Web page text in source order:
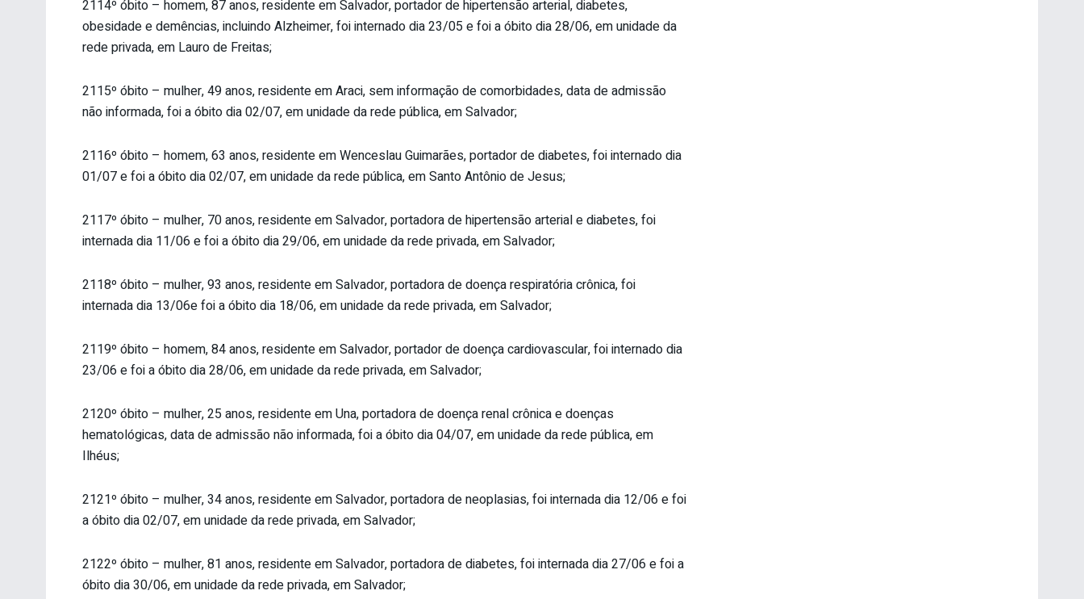
2114º óbito – homem, 87 anos, residente em Salvador, portador de hipertensão arterial, diabetes,
obesidade e demências, incluindo Alzheimer, foi internado dia 23/05 e foi a óbito dia 28/06, em unidade da
rede privada, em Lauro de Freitas;
2115º óbito – mulher, 49 anos, residente em Araci, sem informação de comorbidades, data de admissão
não informada, foi a óbito dia 02/07, em unidade da rede pública, em Salvador;
2116º óbito – homem, 63 anos, residente em Wenceslau Guimarães, portador de diabetes, foi internado dia
01/07 e foi a óbito dia 02/07, em unidade da rede pública, em Santo Antônio de Jesus;
2117º óbito – mulher, 70 anos, residente em Salvador, portadora de hipertensão arterial e diabetes, foi
internada dia 11/06 e foi a óbito dia 29/06, em unidade da rede privada, em Salvador;
2118º óbito – mulher, 93 anos, residente em Salvador, portadora de doença respiratória crônica, foi
internada dia 13/06e foi a óbito dia 18/06, em unidade da rede privada, em Salvador;
2119º óbito – homem, 84 anos, residente em Salvador, portador de doença cardiovascular, foi internado dia
23/06 e foi a óbito dia 28/06, em unidade da rede privada, em Salvador;
2120º óbito – mulher, 25 anos, residente em Una, portadora de doença renal crônica e doenças
hematológicas, data de admissão não informada, foi a óbito dia 04/07, em unidade da rede pública, em
Ilhéus;
2121º óbito – mulher, 34 anos, residente em Salvador, portadora de neoplasias, foi internada dia 12/06 e foi
a óbito dia 02/07, em unidade da rede privada, em Salvador;
2122º óbito – mulher, 81 anos, residente em Salvador, portadora de diabetes, foi internada dia 27/06 e foi a
óbito dia 30/06, em unidade da rede privada, em Salvador;